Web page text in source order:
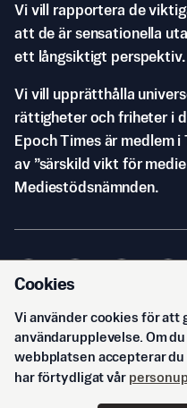
Vi vill rapportera de
att de är sensationella
ett långsiktigt perspektiv.
Vi vill upprätthålla
rättigheter och friheter i
Epoch Times är medlem
av ”särskild vikt för
Mediestödsnämnden.
© Svenska Epoch Times AB
Cookies
Vi använder cookies för att
användarupplevelse. Om
webbplatsen accepterar du
har förtydligat vår